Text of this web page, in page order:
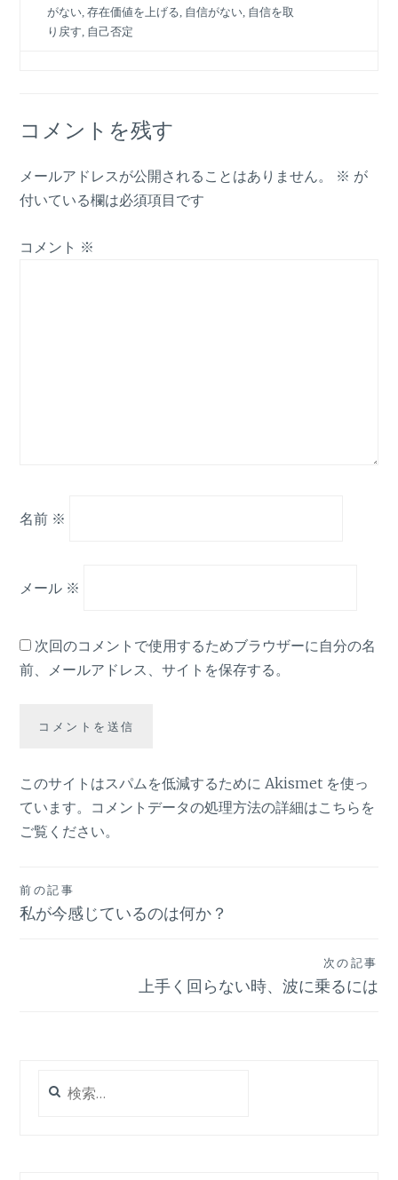
がない ,存在価値を上げる 自信がない 自信を取
り戻す
自己否定
コメントを残す
メールアドレスが公開されることはありません。 ※ が
付いている欄は必須項目です
コメント ※
名前 ※
メール ※
次回のコメントで使用するためブラウザーに自分の名
前、メールアドレス、サイトを保存する。
このサイトはスパムを低減するために Akismet を使っ
ています。 コメントデータの処理方法の詳細はこちらを
ご覧ください。
投
稿
前の記事
私が今感じているのは何か？
次の記事
上手く回らない時、波に乗るには
索: